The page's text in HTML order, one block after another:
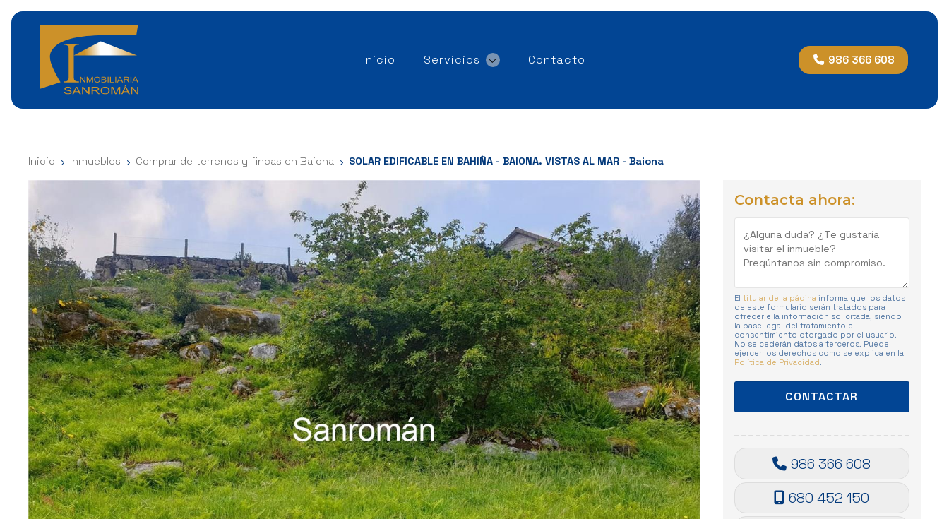
Inicio Servicios Contacto 986 366 608
Inicio Inmuebles Comprar de terrenos y fincas en Baiona SOLAR EDIFICABLE EN BAHIÑA - BAIONA. VISTAS AL MAR - Baiona
Contacta ahora:
El titular de la páginainforma que los datos
de este formulario serán tratados para
ofrecerle la información solicitada, siendo
la base legal del tratamiento el
consentimiento otorgado por el usuario.
No se cederán datos a terceros. Puede
ejercer los derechos como se explica en la
Política de Privacidad.
986 366 608
680 452 150